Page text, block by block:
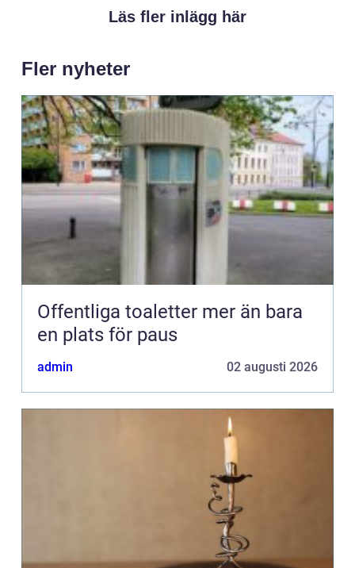
Läs fler inlägg här
Fler nyheter
Offentliga toaletter mer än bara
en plats för paus
admin 02 augusti 2026